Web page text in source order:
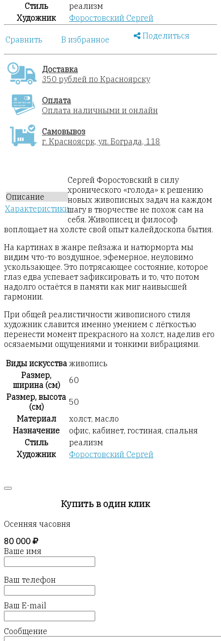
Стиль
реализм
Художник
Форостовский Сергей
Сравнить В избранное Поделиться
Доставка
350 рублей по Красноярску
Оплата
Оплата наличными и онлайн
Самовывоз
г. Красноясрк, ул. Бограда, 118
Описание
Характеристики
Сергей Форостовский в силу
хронического «голода» к решению
новых живописных задач на каждом
шагу в творчестве не похож сам на
себя. Живописец и философ
воплощает на холсте свой опыт калейдоскопа бытия.
На картинах в жанре пейзажа и натюрморта мы
видим что-то воздушное, эфемерное, неуловимо
ускользающее. Это потрясающее состояние, которое
глаз едва успевает зафиксировать и то, что потом
надолго остаётся в памяти как миг наивысшей
гармонии.
При общей реалистичности живописного стиля
художник славится именно умением с лёгкостью
перенести момент прекрасного на холст, наделив его
осязаемыми ощущениями и тонкими вибрациями.
Виды искусства живопись
Размер,
ширина (см)
60
Размер, высота
(см)
50
Материал
холст, масло
Назначение
офис, кабинет, гостиная, спальня
Стиль
реализм
Художник
Форостовский Сергей
Купить в один клик
Осенняя часовня
80 000
Ваше имя
Ваш телефон
Ваш E-mail
Сообщение